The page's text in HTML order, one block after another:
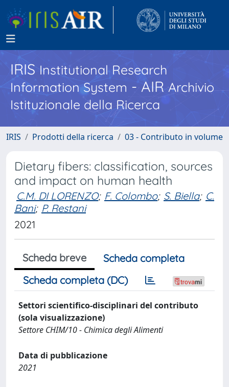
IRISInstitutional Research
Information System - AIR Archivio
Istituzionale della Ricerca
IRIS Prodotti della ricerca 03 - Contributo in volume
Dietary fibers: classification, sources
and impact on human health
C.M. DI LORENZO; F. Colombo; S. Biella; C.
Bani; P. Restani
2021
Scheda breve
Scheda completa
Scheda completa (DC)
Settori scientifico-disciplinari del contributo
(sola visualizzazione)
Settore CHIM/10 - Chimica degli Alimenti
Data di pubblicazione
2021